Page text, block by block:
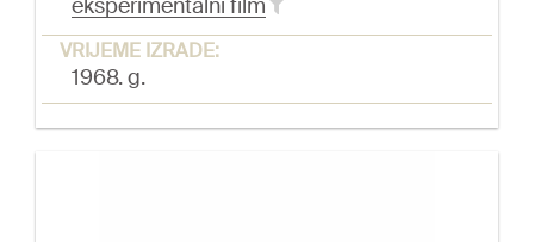
eksperimentalni film
VRIJEME IZRADE:
1968. g.